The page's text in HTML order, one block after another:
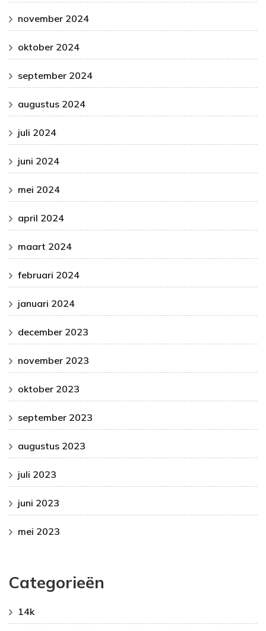
november 2024
oktober 2024
september 2024
augustus 2024
juli 2024
juni 2024
mei 2024
april 2024
maart 2024
februari 2024
januari 2024
december 2023
november 2023
oktober 2023
september 2023
augustus 2023
juli 2023
juni 2023
mei 2023
Categorieën
14k